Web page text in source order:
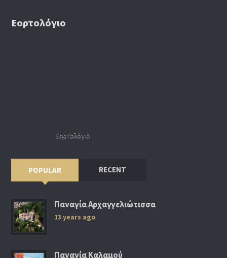
Εορτολόγιο
Εορτολόγιο
POPULAR RECENT
Παναγία Αρχαγγελιώτισσα
13 years ago
Παναγία Καλαμού